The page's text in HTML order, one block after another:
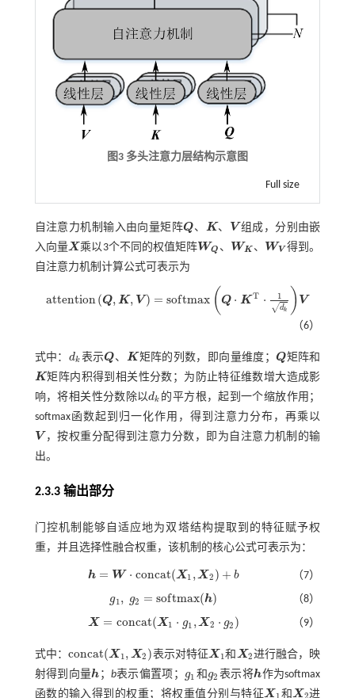
图3 多头注意力层结构示意图
Full size
自注意力机制输入由向量矩阵Q
Q 、 K
K 、 V
V 组成，分别由嵌
入向量X
X 乘以3个不同的权值矩阵WQ
WQ 、 WK
WK 、 WV
WV 得到。
自注意力机制计算公式可表示为
attention(Q, K, V ) = softmax ( Q ⋅ KT ⋅ 1
dk
√ ) V
atentonQ, K,V= sof m ax Q⋅ KT⋅1dkV
（6）
式中： dk
dk 表示Q
Q 、 K
K 矩阵的列数，即向量维度； Q
Q 矩阵和
K
K 矩阵内积得到相关性分数；为防止特征维数增大造成影
响，将相关性分数除以dk
dk 的平方根，起到一个缩放作用；
softmax函数起到归一化作用，得到注意力分布，再乘以
V
V ，按权重分配得到注意力分数，即为自注意力机制的输
出。
2.3.3 输出部分
门控机制能够自适应地为双塔结构提取到的特征赋予权
重，并且选择性融合权重，该机制的核心公式可表示为：
h = W ⋅ concat( X1 , X2 ) + b
h= W con c at(X1,X2)+b （7）
g1, g2 = softmax(h)
g1 , g2= so fmax(h) （8）
X = concat( X1 ⋅ g1 , X2 ⋅ g2 )
X= con cat(X1⋅g1,X2 g 2) （9）
式中：concat( X 1, X2 )
concat(X1,X2) 表示对特征X 1
X1 和 X2
X2 进行融合，映
射得到向量h
h ； b表示偏置项； g1
g1 和 g2
g2 表示将h
h 作为softmax
函数的输入得到的权重；将权重值分别与特征 X 和 X 进